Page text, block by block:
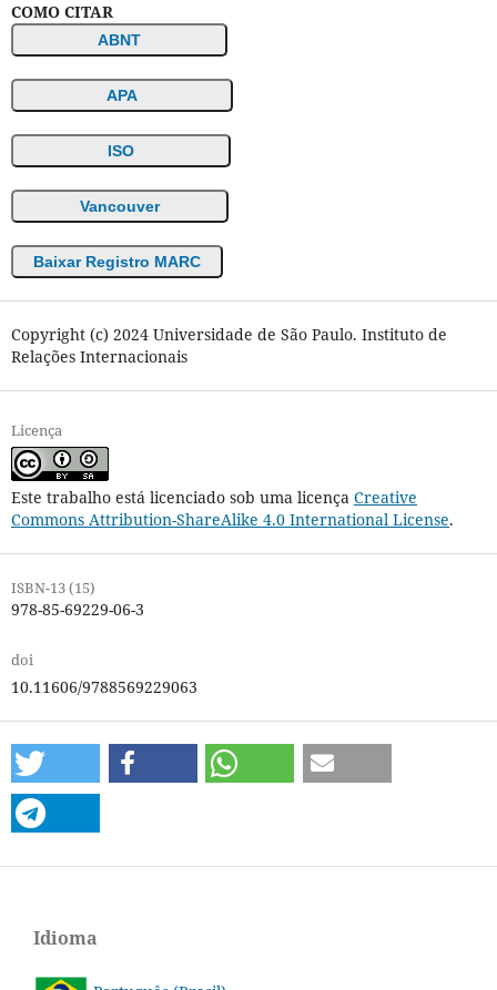
COMO CITAR
ABNT
APA
ISO
Vancouver
Baixar Registro MARC
Copyright (c) 2024 Universidade de São Paulo. Instituto de
Relações Internacionais
Licença
Este trabalho está licenciado sob uma licença Creative
Commons Attribution-ShareAlike 4.0 International License.
ISBN-13 (15)
978-85-69229-06-3
doi
10.11606/9788569229063
Idioma